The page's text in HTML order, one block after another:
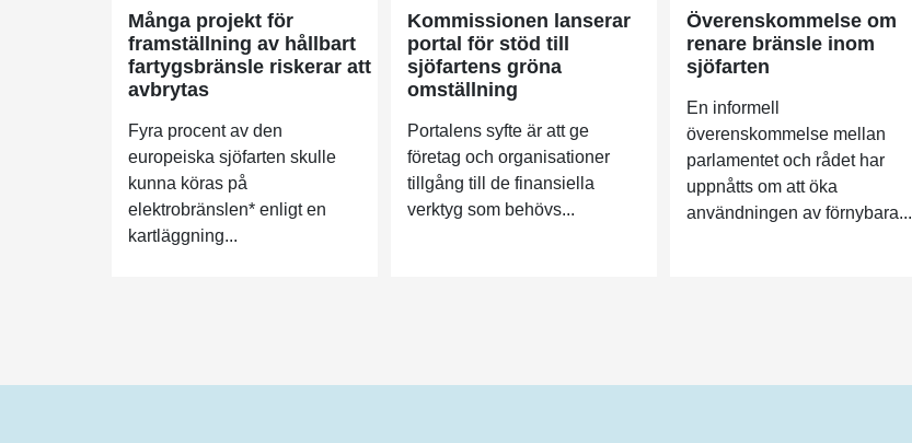
Många projekt för
framställning av hållbart
fartygsbränsle riskerar att
avbrytas
Fyra procent av den
europeiska sjöfarten skulle
kunna köras på
elektrobränslen* enligt en
kartläggning...
Kommissionen lanserar
portal för stöd till
sjöfartens gröna
omställning
Portalens syfte är att ge
företag och organisationer
tillgång till de finansiella
verktyg som behövs...
Överenskommelse om
renare bränsle inom
sjöfarten
En informell
överenskommelse mellan
parlamentet och rådet har
uppnåtts om att öka
användningen av förnybara...